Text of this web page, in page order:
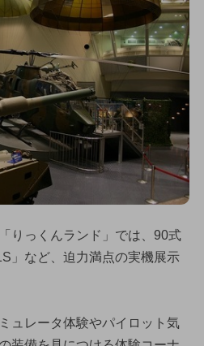
りっくんランド」では、90式
」など、迫力満点の実機展示
ュレータ体験やパイロット気